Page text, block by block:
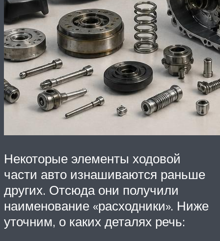
Некоторые элементы ходовой
части авто изнашиваются раньше
других. Отсюда они получили
наименование «расходники». Ниже
уточним, о каких деталях речь: